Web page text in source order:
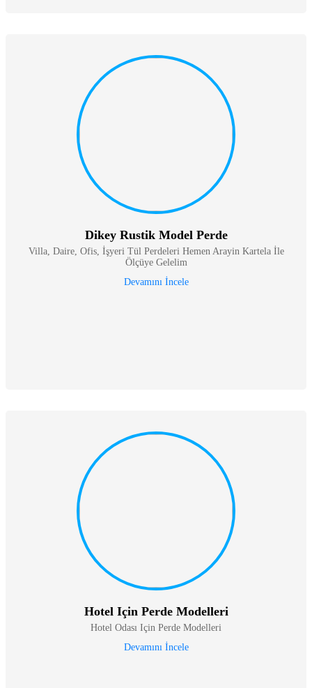
Dikey Rustik Model Perde
Villa, Daire, Ofis, İşyeri Tül Perdeleri Hemen Arayin Kartela İle
Ölçüye Gelelim
Devamını İncele
Hotel Için Perde Modelleri
Hotel Odası Için Perde Modelleri
Devamını İncele